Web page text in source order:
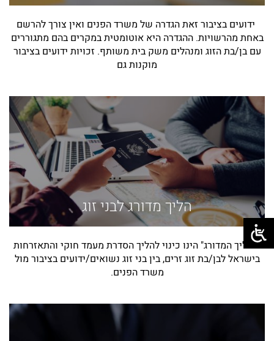
ידועים בציבור זאת הגדרה של משרד הפנים ואין צורך להרשם
באחת מהרשויות. ההגדרה היא אוטומטית במקרים בהם מתגוררים
עם בן/בת הזוג ומנהלים משק בית משותף. זכויות ידועים בציבור
מוקנות גם
הליך מדורג לבני זוג
"ההליך המדורג" הינו כינוי להליך הסדרת מעמד חוקי והתאזרחות
בישראל לבן/בת זוג זרים, בין בני זוג נשואים/ידועים בציבור מול
משרד הפנים.